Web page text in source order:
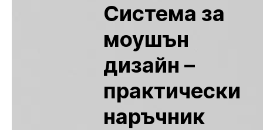
Система за
моушън
дизайн –
практически
наръчник